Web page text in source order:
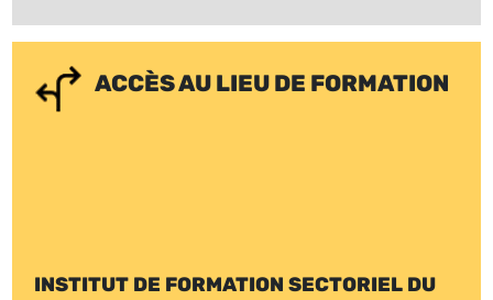
ACCÈS AU LIEU DE FORMATION
INSTITUT DE FORMATION SECTORIEL DU